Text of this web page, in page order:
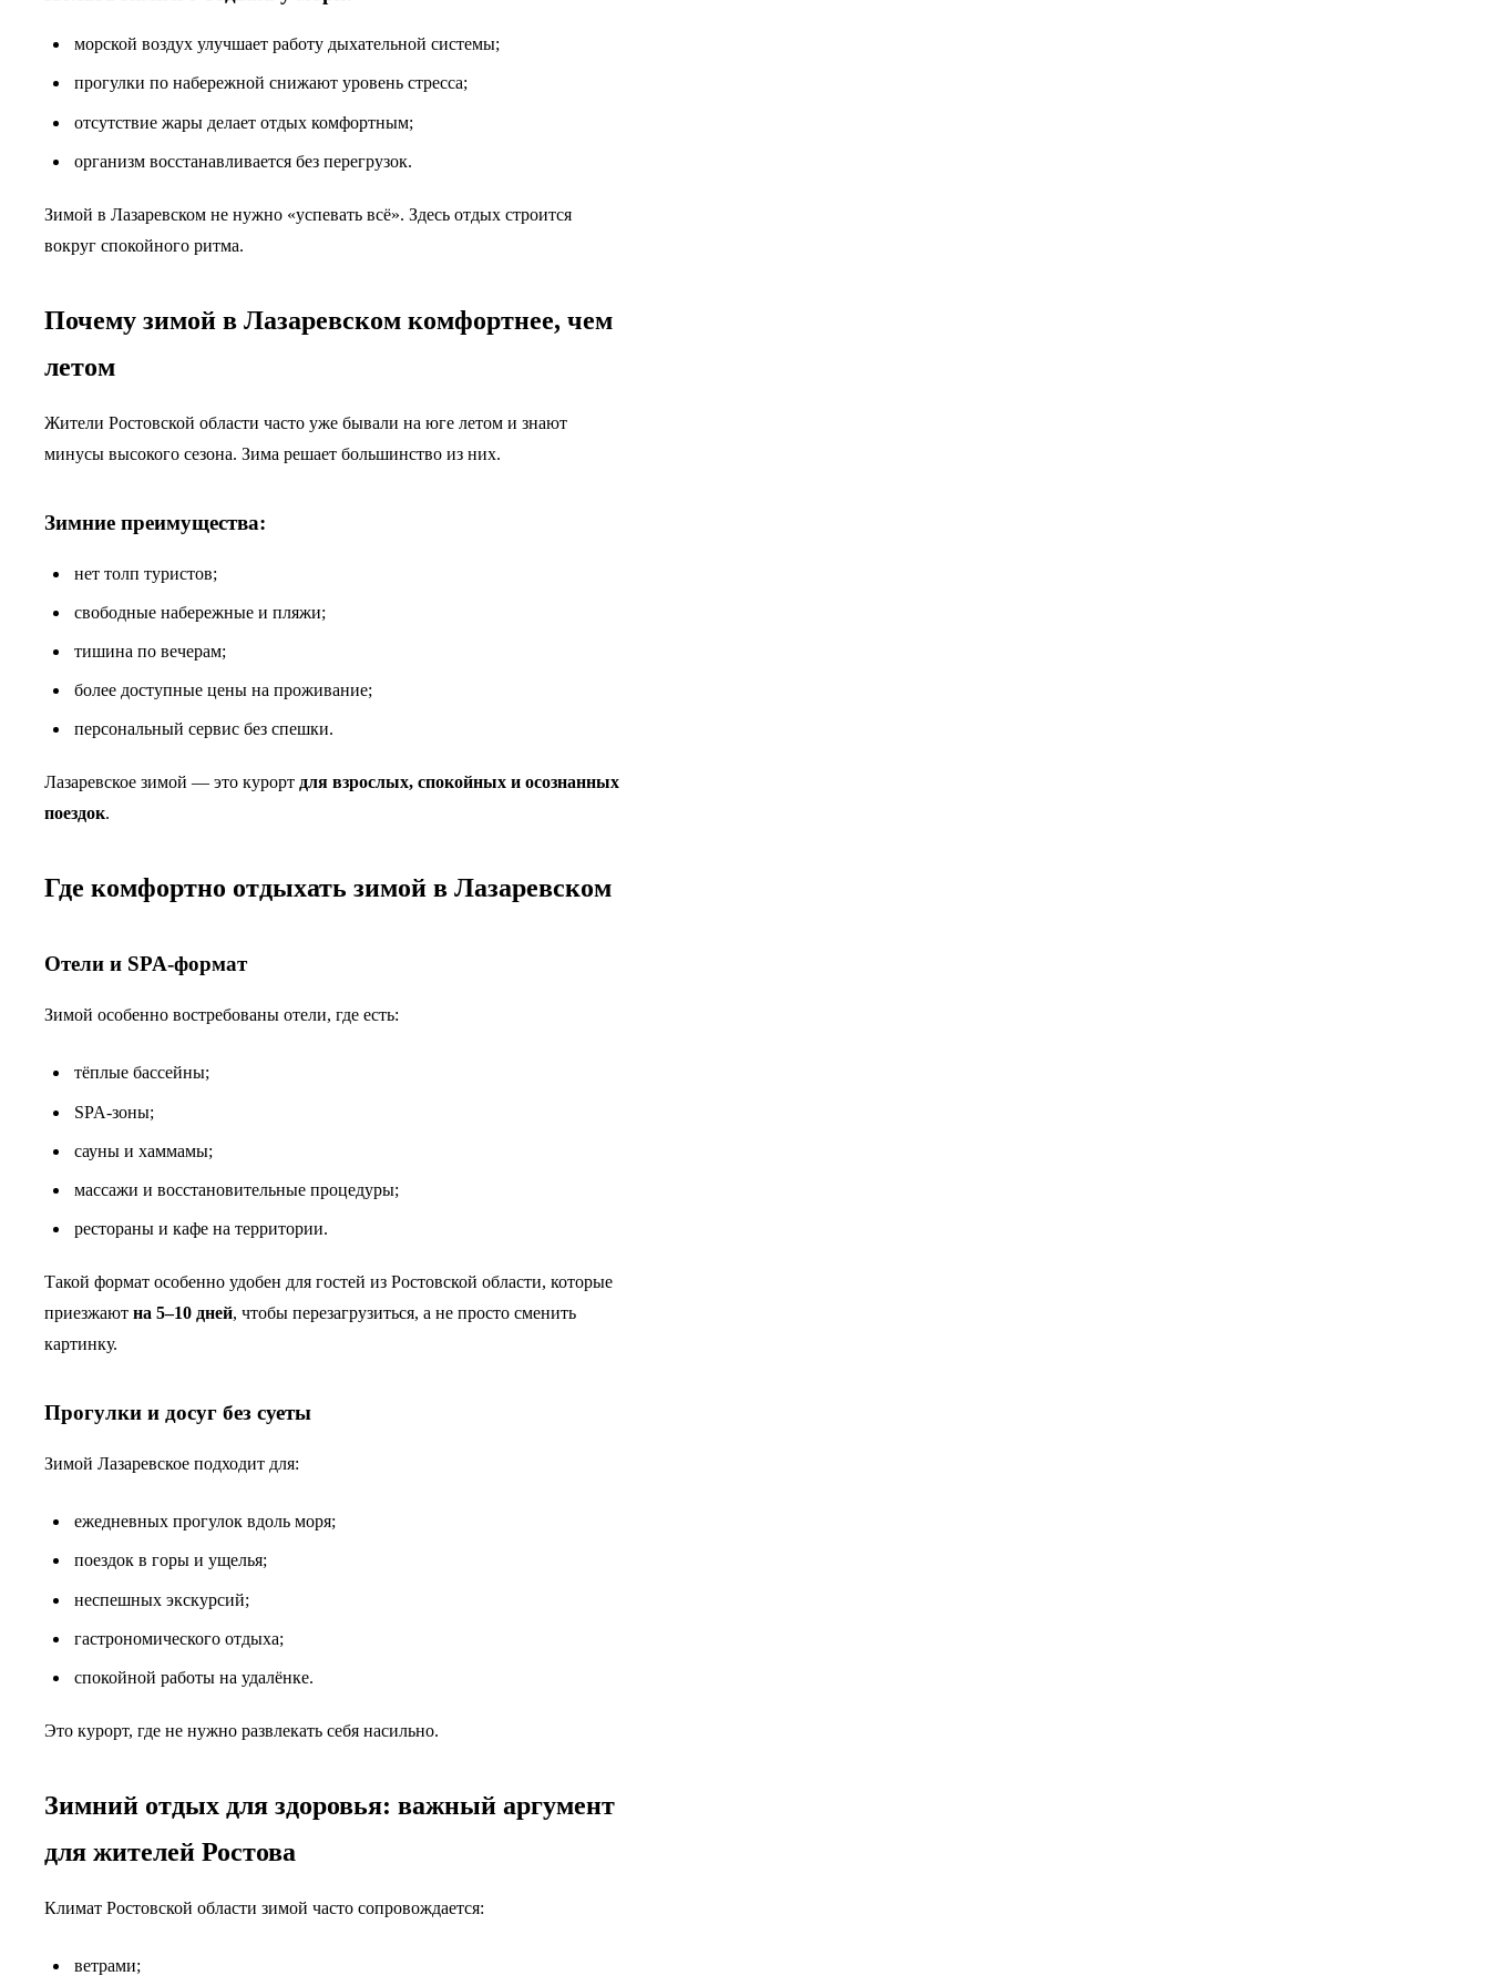
морской воздух улучшает работу дыхательной системы;
прогулки по набережной снижают уровень стресса;
отсутствие жары делает отдых комфортным;
организм восстанавливается без перегрузок.
Зимой в Лазаревском не нужно «успевать всё». Здесь отдых строится
вокруг спокойного ритма.
Почему зимой в Лазаревском комфортнее, чем
летом
Жители Ростовской области часто уже бывали на юге летом и знают
минусы высокого сезона. Зима решает большинство из них.
Зимние преимущества:
нет толп туристов;
свободные набережные и пляжи;
тишина по вечерам;
более доступные цены на проживание;
персональный сервис без спешки.
Лазаревское зимой — это курорт для взрослых, спокойных и осознанных
поездок.
Где комфортно отдыхать зимой в Лазаревском
Отели и SPA-формат
Зимой особенно востребованы отели, где есть:
тёплые бассейны;
SPA-зоны;
сауны и хаммамы;
массажи и восстановительные процедуры;
рестораны и кафе на территории.
Такой формат особенно удобен для гостей из Ростовской области, которые
приезжают на 5–10 дней, чтобы перезагрузиться, а не просто сменить
картинку.
Прогулки и досуг без суеты
Зимой Лазаревское подходит для:
ежедневных прогулок вдоль моря;
поездок в горы и ущелья;
неспешных экскурсий;
гастрономического отдыха;
спокойной работы на удалёнке.
Это курорт, где не нужно развлекать себя насильно.
Зимний отдых для здоровья: важный аргумент
для жителей Ростова
Климат Ростовской области зимой часто сопровождается:
ветрами;